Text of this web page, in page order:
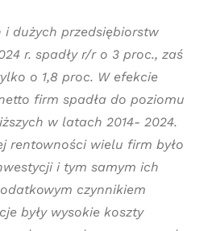
i dużych przedsiębiorstw
r. spadły r/r o 3 proc., zaś
o 1,8 proc. W efekcie
firm spadła do poziomu
w latach 2014- 2024.
rentowności wielu firm było
i tym samym ich
czynnikiem
były wysokie koszty